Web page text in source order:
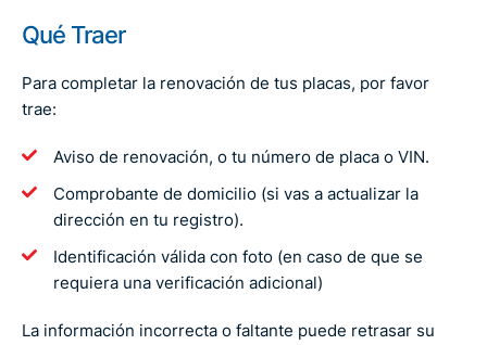
Qué Traer
Para completar la renovación de tus placas, por favor
trae:
Aviso de renovación, o tu número de placa o VIN.
Comprobante de domicilio (si vas a actualizar la
dirección en tu registro).
Identificación válida con foto (en caso de que se
requiera una verificación adicional)
La información incorrecta o faltante puede retrasar su